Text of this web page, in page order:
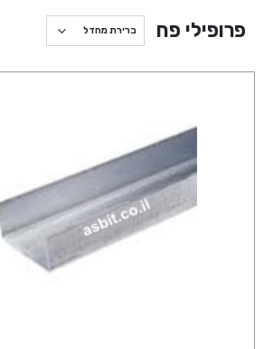
פרופילי פח